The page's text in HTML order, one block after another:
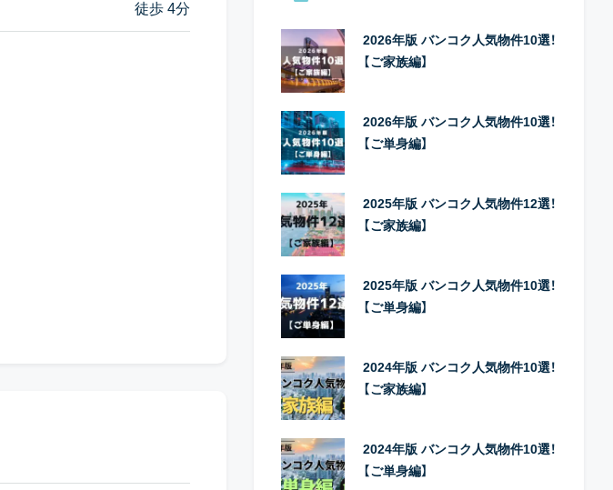
徒歩 4分
2026年版 バンコク人気物件10選！
【ご家族編】
2026年版 バンコク人気物件10選！
【ご単身編】
2025年版 バンコク人気物件12選！
【ご家族編】
2025年版 バンコク人気物件10選！
【ご単身編】
2024年版 バンコク人気物件10選！
【ご家族編】
2024年版 バンコク人気物件10選！
【ご単身編】